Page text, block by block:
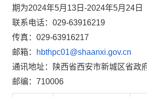
期为2024年5月 13 日-2024年5月 24 日
联系电话：029-63916219
传真：029-63916217
邮箱：
hbthpc01@shaanxi.gov.cn
通讯地址：陕西省西安市新城区省政
邮编：710006